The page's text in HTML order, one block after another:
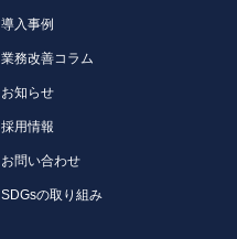
導入事例
業務改善コラム
お知らせ
採用情報
お問い合わせ
SDGsの取り組み